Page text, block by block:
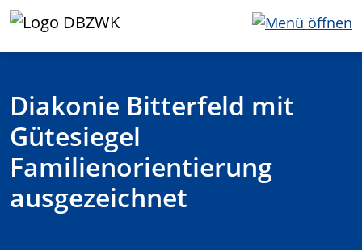
Diakonie Bitterfeld mit
Gütesiegel
Familienorientierung
ausgezeichnet